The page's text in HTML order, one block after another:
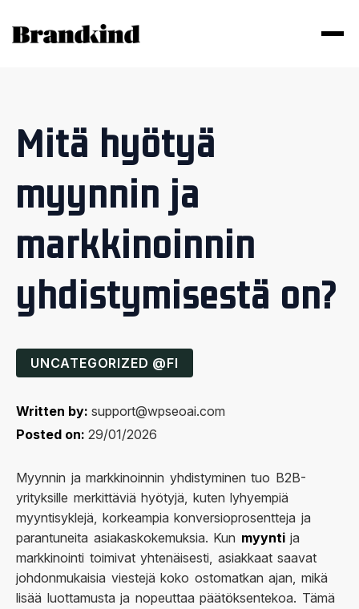
Mitä hyötyä
myynnin ja
markkinoinnin
yhdistymisestä on?
UNCATEGORIZED @FI
Written by: support@wpseoai.com
Posted on: 29/01/2026
Myynnin ja markkinoinnin yhdistyminen tuo B2B-
yrityksille merkittäviä hyötyjä, kuten lyhyempiä
myyntisyklejä, korkeampia konversioprosentteja ja
parantuneita asiakaskokemuksia. Kun myyntija
markkinointi toimivat yhtenäisesti, asiakkaat saavat
johdonmukaisia viestejä koko ostomatkan ajan, mikä
lisää luottamusta ja nopeuttaa päätöksentekoa. Tämä